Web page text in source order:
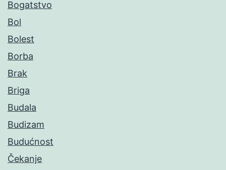
Bogatstvo
Bol
Bolest
Borba
Brak
Briga
Budala
Budizam
Budućnost
Čekanje